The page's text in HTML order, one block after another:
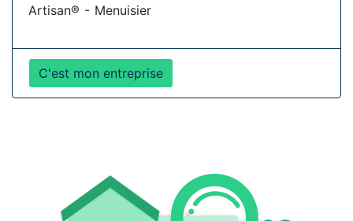
Artisan® - Menuisier
C'est mon entreprise